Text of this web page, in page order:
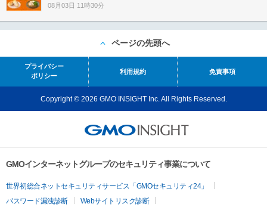
08月03日 11時30分
ページの先頭へ
プライバシー
ポリシー
利用規約 免責事項
Copyright © 2026 GMO INSIGHT Inc. All Rights Reserved.
GMOインターネットグループのセキュリティ事業について
世界初総合ネットセキュリティサービス「GMOセキュリティ24」
パスワード漏洩診断
Webサイトリスク診断